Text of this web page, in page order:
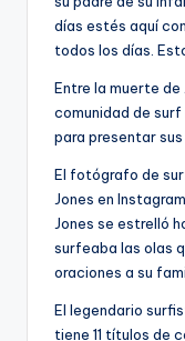
días estés aquí
todos los días.
Entre la muerte de
comunidad de surf
para presentar sus
El fotógrafo de
Jones en
Jones se estrelló
surfeaba las olas
oraciones a su
El legendario
tiene 11 títulos de